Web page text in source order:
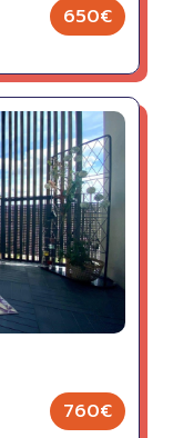
650€
760€